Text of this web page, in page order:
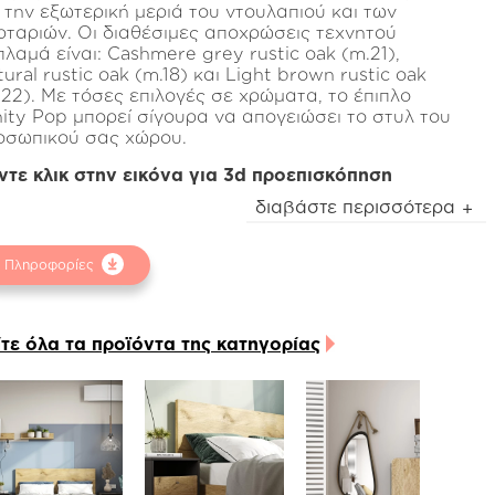
LINE
την εξωτερική μεριά του ντουλαπιού και των
Οι διαθέσιμες αποχρώσεις τεχνητού
είναι: Cashmere grey rustic oak (m.21),
rustic oak (m.18) και Light brown rustic oak
Με τόσες επιλογές σε χρώματα, το έπιπλο
Pop μπορεί σίγουρα να απογειώσει το στυλ του
σας χώρου.
κλικ στην εικόνα για 3d προεπισκόπηση
ένα μεγάλο ντουλάπι αποθήκευσης, δύο
είναι κατασκευασμένο από ανάγλυφη
linen beige χρώματος.
ενώ μπορείτε να επιλέξετε και τους
έπιπλο vanity Pop διαθέτει επίσης τρία διακριτικά
κρέμασης στην αριστερή πλευρά του.
με τον χώρο που θα τοποθετηθεί, μπορεί να
παρέχει την αντίστοιχη ευκολία στο να κρεμάσετε
διαβάστε περισσότερα
Πληροφορίες
όλα τα προϊόντα της κατηγορίας